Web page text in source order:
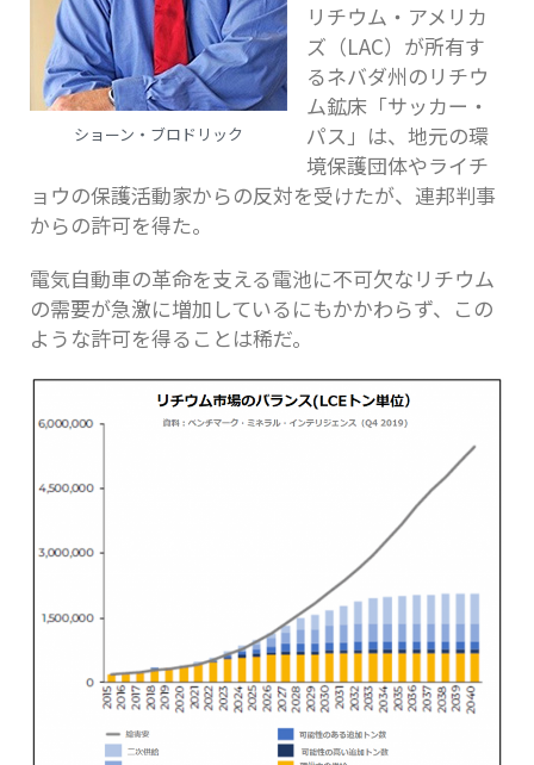
ショーン・ブロドリック
リチウム・アメリカ
ズ（LAC）が所有す
るネバダ州のリチウ
ム鉱床「サッカー・
パス」は、地元の環
境保護団体やライチ
ョウの保護活動家からの反対を受けたが、連邦判事
からの許可を得た。
電気自動車の革命を支える電池に不可欠なリチウム
の需要が急激に増加しているにもかかわらず、この
ような許可を得ることは稀だ。